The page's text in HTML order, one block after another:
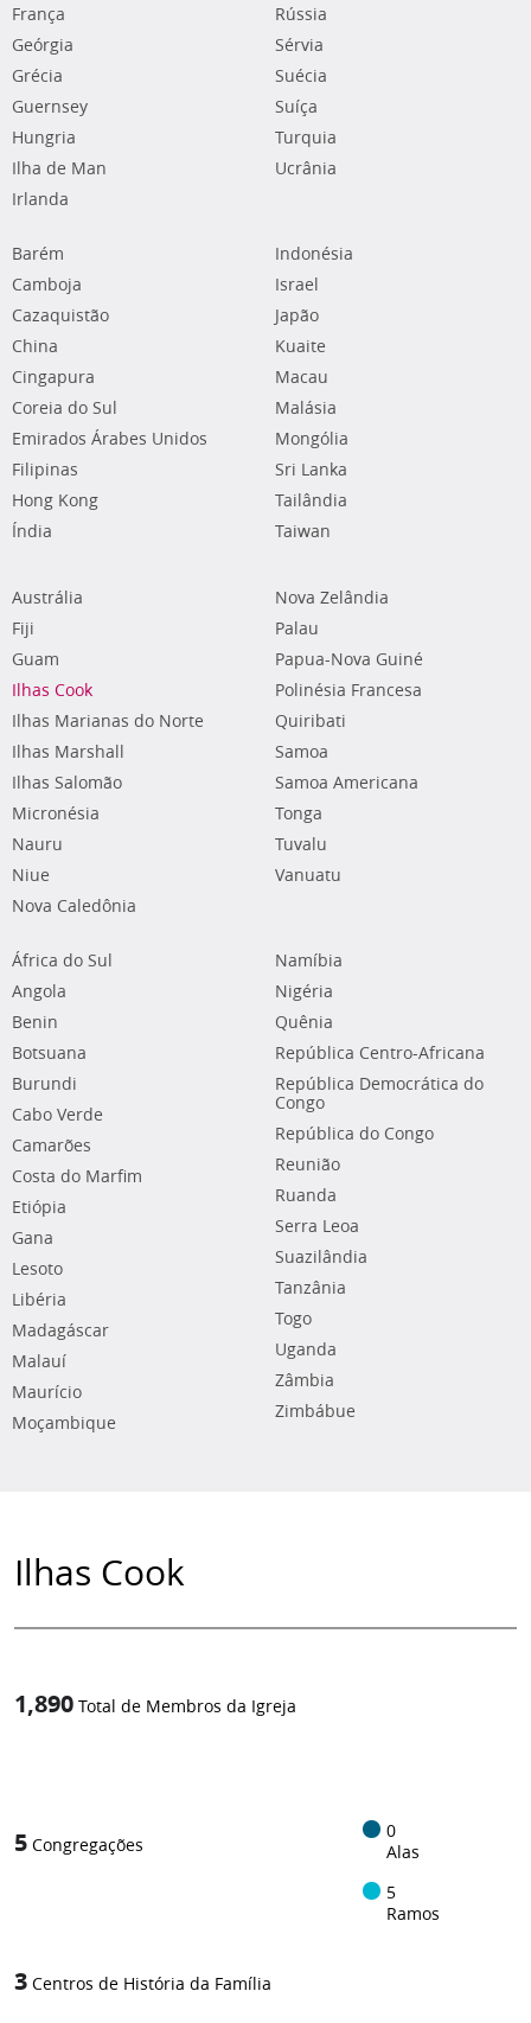
França
Geórgia
Grécia
Guernsey
Hungria
Ilha de Man
Irlanda
Rússia
Sérvia
Suécia
Suíça
Turquia
Ucrânia
Barém
Camboja
Cazaquistão
China
Cingapura
Coreia do Sul
Emirados Árabes Unidos
Filipinas
Hong Kong
Índia
Indonésia
Israel
Japão
Kuaite
Macau
Malásia
Mongólia
Sri Lanka
Tailândia
Taiwan
Austrália
Fiji
Guam
Ilhas Cook
Ilhas Marianas do Norte
Ilhas Marshall
Ilhas Salomão
Micronésia
Nauru
Niue
Nova Caledônia
Nova Zelândia
Palau
Papua-Nova Guiné
Polinésia Francesa
Quiribati
Samoa
Samoa Americana
Tonga
Tuvalu
Vanuatu
África do Sul
Angola
Benin
Botsuana
Burundi
Cabo Verde
Camarões
Costa do Marfim
Etiópia
Gana
Lesoto
Libéria
Madagáscar
Malauí
Maurício
Moçambique
Namíbia
Nigéria
Quênia
República Centro-Africana
República Democrática do
Congo
República do Congo
Reunião
Ruanda
Serra Leoa
Suazilândia
Tanzânia
Togo
Uganda
Zâmbia
Zimbábue
Ilhas Cook
1,890 Total de Membros da Igreja
5 Congregações
0
Alas
5
Ramos
3 Centros de História da Família